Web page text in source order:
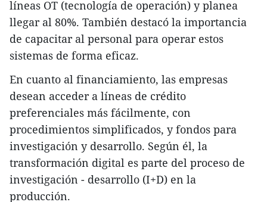
líneas OT (tecnología de operación) y planea
llegar al 80%. También destacó la importancia
de capacitar al personal para operar estos
sistemas de forma eficaz.
En cuanto al financiamiento, las empresas
desean acceder a líneas de crédito
preferenciales más fácilmente, con
procedimientos simplificados, y fondos para
investigación y desarrollo. Según él, la
transformación digital es parte del proceso de
investigación - desarrollo (I+D) en la
producción.